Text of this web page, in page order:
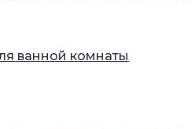
ванной комнаты